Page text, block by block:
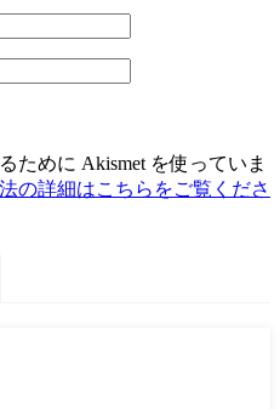
ために Akismet を使っていま
の詳細はこちらをご覧くださ